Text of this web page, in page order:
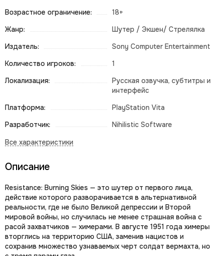
Возрастное ограничение:
18+
Жанр:
Шутер / Экшен/ Стрелялка
Издатель:
Sony Computer Entertainment
Количество игроков:
1
Локализация:
Русская озвучка, субтитры и
интерфейс
Платформа:
PlayStation Vita
Разработчик:
Nihilistic Software
Описание
Rеsistаnсе: Вurning Skiеs — это шутер от первого лица,
действие которого разворачивается в альтернативной
реальности, где не было Великой депрессии и Второй
мировой войны, но случилась не менее страшная война с
расой захватчиков — химерами. В августе 1951 года химеры
вторглись на территорию США, заменив нацистов и
сохранив множество узнаваемых черт солдат вермахта, но